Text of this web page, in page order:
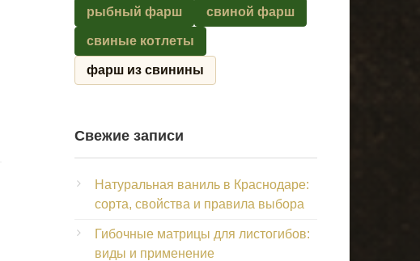
рыбный фарш свиной фарш
свиные котлеты
фарш из свинины
Свежие записи
Натуральная ваниль в Краснодаре:
сорта, свойства и правила выбора
Гибочные матрицы для листогибов:
виды и применение